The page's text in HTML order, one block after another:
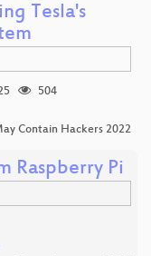
Tesla's
504
Contain Hackers 2022
Raspberry Pi